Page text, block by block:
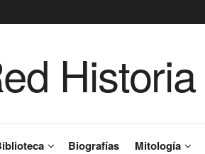
Biografías Mitología